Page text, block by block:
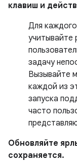
клавиш и
Для
учитывайте
задачу
Вызывайте
каждой из
запуска
часто
Обновляйте
сохраняется.